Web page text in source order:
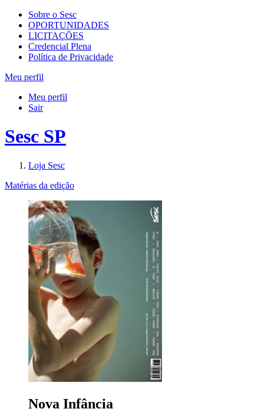
Sobre o Sesc
OPORTUNIDADES
LICITAÇÕES
Credencial Plena
Política de Privacidade
Meu perfil
Meu perfil
Sair
Sesc SP
Loja Sesc
Matérias da edição
Nova Infância